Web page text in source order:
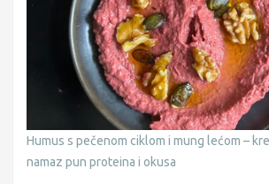
Humus s pečenom ciklom i mung lećom –
namaz pun proteina i okusa